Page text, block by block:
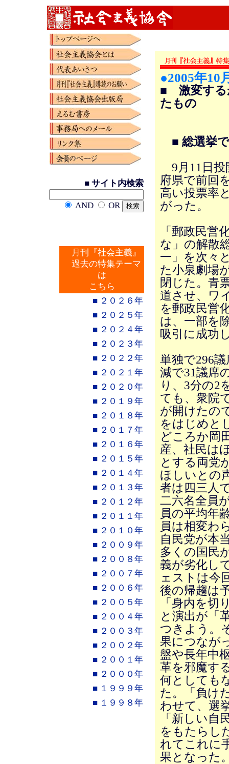
■ サイト内検索
AND OR
月刊『社会主義』
過去の特集テーマ
は
こちら
■ ２０２６年
■ ２０２５年
■ ２０２４年
■ ２０２３年
■ ２０２２年
■ ２０２１年
■ ２０２０年
■ ２０１９年
■ ２０１８年
■ ２０１７年
■ ２０１６年
■ ２０１５年
■ ２０１４年
■ ２０１３年
■ ２０１２年
■ ２０１１年
■ ２０１０年
■ ２００９年
■ ２００８年
■ ２００７年
■ ２００６年
■ ２００５年
■ ２００４年
■ ２００３年
■ ２００２年
■ ２００１年
■ ２０００年
■ １９９９年
■ １９９８年
●2005年10
■ 激変する
たもの
■ 総選挙
9月11日投
府県で前回
高い投票率
がった。
「郵政民営
な」の解散
一」を次々
た小泉劇場
閉じた。青
道させ、ワ
を郵政民営
は、一部を
吸引に成功
単独で296
減で31議席
り、3分の2
ても、衆院
が開けたの
をはじめと
どころか岡
産、社民は
とする両党
ほしいとの
者は四三人
二六名全員
員の平均年
員は相変わ
自民党が本
多くの国民
義が劣化し
ェストは今
後の帰趨は
「身内を切
と演出が「
つきよう。
果につなが
盤や長年中
革を邪魔す
何としても
た。「負け
わせて、選
「新しい自
をもたらし
れてこれに
果となった